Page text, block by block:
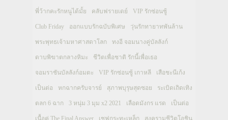
พี่ว้ากคะรักหนูได้มั้ย คลับฟรายเดย์ VIP รักซ่อนชู้
Club Friday ออกแบบรักฉบับพิเศษ วุ่นรักทายาทพันล้าน
พระพุทธเจ้ามหาศาสดาโลก ทงอี จอมนางคู่บัลลังก์
ดาบพิฆาตกลางหิมะ ชีวิตเพื่อชาติ รักนี้เพื่อเธอ
จอมราชันบัลลังก์อมตะ VIP รักซ่อนชู้ เกาหลี เสือชะนีเก้ง
เป็นต่อ หกฉากครับจารย์ สุภาพบุรุษสุดซอย ระเบิดเถิดเทิง
ตลก 6 ฉาก 3 หนุ่ม 3 มุม x2 2021 เลือดมังกร แรด เป็นต่อ
เนื้อคู่ The Final Answer เชฟกระทะเหล็ก สงครามชีวิตโอชิน